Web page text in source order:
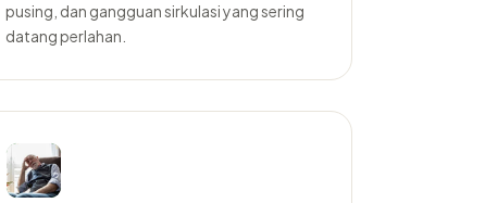
pusing, dan gangguan sirkulasi yang sering
datang perlahan.